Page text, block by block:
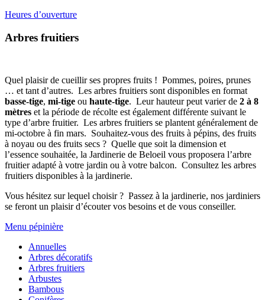
Heures d’ouverture
Arbres fruitiers
Quel plaisir de cueillir ses propres fruits ! Pommes, poires, prunes
… et tant d’autres. Les arbres fruitiers sont disponibles en format
basse-tige, mi-tige ou haute-tige. Leur hauteur peut varier de 2 à 8
mètres et la période de récolte est également différente suivant le
type d’arbre fruitier. Les arbres fruitiers se plantent généralement de
mi-octobre à fin mars. Souhaitez-vous des fruits à pépins, des fruits
à noyau ou des fruits secs ? Quelle que soit la dimension et
l’essence souhaitée, la Jardinerie de Beloeil vous proposera l’arbre
fruitier adapté à votre jardin ou à votre balcon. Consultez les arbres
fruitiers disponibles à la jardinerie.
Vous hésitez sur lequel choisir ? Passez à la jardinerie, nos jardiniers
se feront un plaisir d’écouter vos besoins et de vous conseiller.
Menu pépinière
Annuelles
Arbres décoratifs
Arbres fruitiers
Arbustes
Bambous